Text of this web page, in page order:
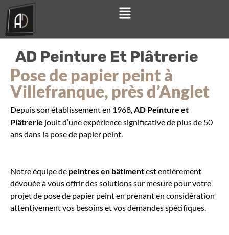
AD Peinture Et Plâtrerie
Pose de papier peint à
Villefranque, près d’Anglet
Depuis son établissement en 1968,AD Peinture et
Plâtrerie jouit d’une expérience significative de plus de 50
ans dans la pose de papier peint.
Notre équipe de peintres en bâtimentest entièrement
dévouée à vous offrir des solutions sur mesure pour votre
projet de pose de papier peint en prenant en considération
attentivement vos besoins et vos demandes spécifiques.